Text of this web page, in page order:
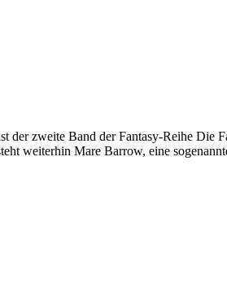
der zweite Band der Fantasy-Reihe Die
weiterhin Mare Barrow, eine